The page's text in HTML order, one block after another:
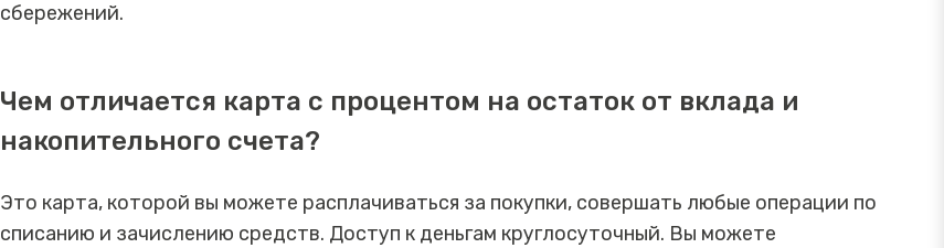
сбережений.
Чем отличается карта с процентом на остаток от вклада и
накопительного счета?
Это карта, которой вы можете расплачиваться за покупки, совершать любые операции по
списанию и зачислению средств. Доступ к деньгам круглосуточный. Вы можете